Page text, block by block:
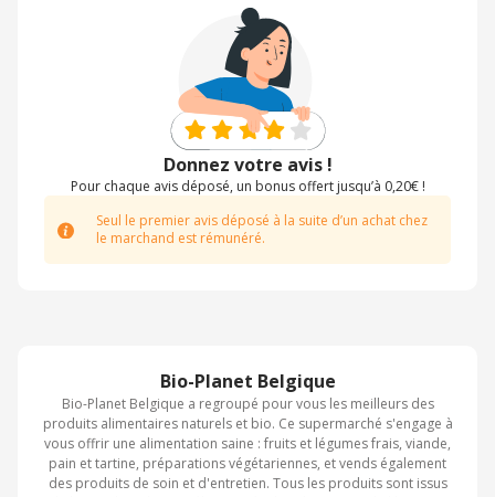
Bio-Planet Belgique
Bio-Planet Belgique a regroupé pour vous les meilleurs des
produits alimentaires naturels et bio. Ce supermarché s'engage à
vous offrir une alimentation saine : fruits et légumes frais, viande,
pain et tartine, préparations végétariennes, et vends également
des produits de soin et d'entretien. Tous les produits sont issus
Donnez votre avis !
Pour chaque avis déposé, un bonus offert jusqu’à 0,20€ !
Seul le premier avis déposé à la suite d’un achat chez
le marchand est rémunéré.